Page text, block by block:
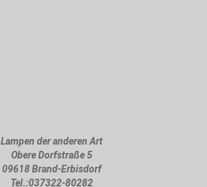
Lampen der anderen Art
Obere Dorfstraße 5
09618 Brand-Erbisdorf
Tel.:037322-80282